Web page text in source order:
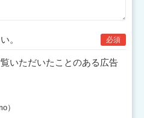
。 必須
いただいたことのある広告
）